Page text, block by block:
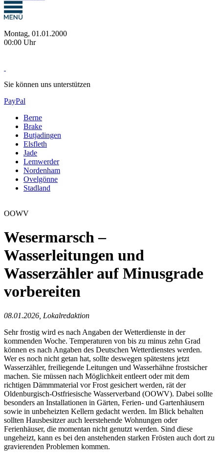
Montag, 01.01.2000
00:00 Uhr
Sie können uns unterstützen
PayPal
Berne
Brake
Butjadingen
Elsfleth
Jade
Lemwerder
Nordenham
Ovelgönne
Stadland
OOWV
Wesermarsch –
Wasserleitungen und
Wasserzähler auf Minusgrade
vorbereiten
08.01.2026, Lokalredaktion
Sehr frostig wird es nach Angaben der Wetterdienste in der
kommenden Woche. Temperaturen von bis zu minus zehn Grad
können es nach Angaben des Deutschen Wetterdienstes werden.
Wer es noch nicht getan hat, sollte deswegen spätestens jetzt
Wasserzähler, freiliegende Leitungen und Wasserhähne frostsicher
machen. Sie müssen nach Möglichkeit entleert oder mit dem
richtigen Dämmmaterial vor Frost gesichert werden, rät der
Oldenburgisch-Ostfriesische Wasserverband (OOWV). Dabei sollte
besonders an Installationen in Gärten, Ferien- und Gartenhäusern
sowie in unbeheizten Kellern gedacht werden. Im Blick behalten
sollten Hausbesitzer auch leerstehende Wohnungen oder
Ferienhäuser, die momentan nicht genutzt werden. Sind diese
ungeheizt, kann es bei den anstehenden starken Frösten auch dort zu
gravierenden Problemen kommen.